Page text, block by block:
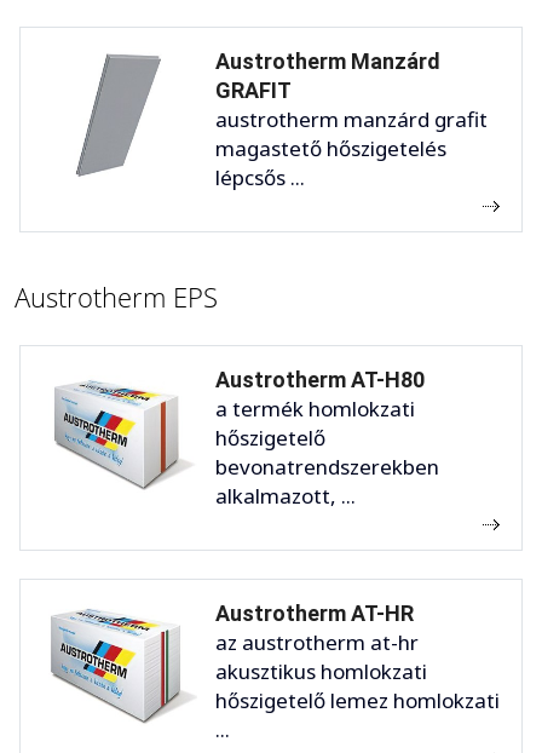
Austrotherm Manzárd
GRAFIT
austrotherm manzárd grafit
magastető hőszigetelés
lépcsős ...
Austrotherm EPS
Austrotherm AT-H80
a termék homlokzati
hőszigetelő
bevonatrendszerekben
alkalmazott, ...
Austrotherm AT-HR
az austrotherm at-hr
akusztikus homlokzati
hőszigetelő lemez homlokzati
...